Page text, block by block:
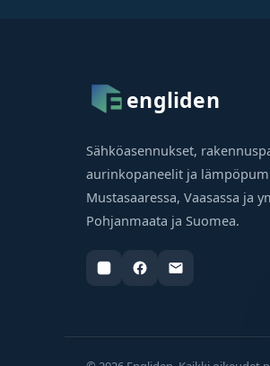
engliden
Sähköasennukset,
aurinkopaneelit ja
Mustasaaressa, Vaasassa ja
Pohjanmaata ja Suomea.